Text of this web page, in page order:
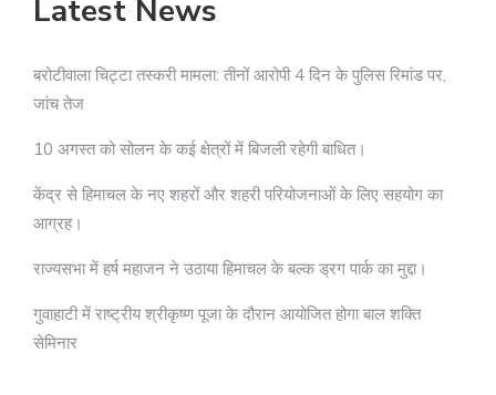
Latest News
बरोटीवाला चिट्टा तस्करी मामला: तीनों आरोपी 4 दिन के पुलिस रिमांड पर,
जांच तेज
10 अगस्त को सोलन के कई क्षेत्रों में बिजली रहेगी बाधित।
केंद्र से हिमाचल के नए शहरों और शहरी परियोजनाओं के लिए सहयोग का
आग्रह।
राज्यसभा में हर्ष महाजन ने उठाया हिमाचल के बल्क ड्रग पार्क का मुद्दा।
गुवाहाटी में राष्ट्रीय श्रीकृष्ण पूजा के दौरान आयोजित होगा बाल शक्ति
सेमिनार